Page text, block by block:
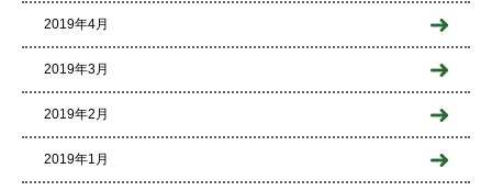
2019年4月
2019年3月
2019年2月
2019年1月